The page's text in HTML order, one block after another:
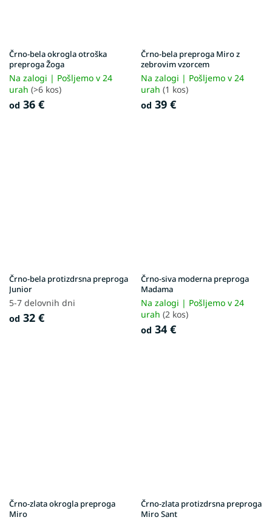
Črno-bela okrogla otroška
preproga Žoga
Na zalogi | Pošljemo v 24
urah (>6 kos)
od 36 €
Črno-bela preproga Miro z
zebrovim vzorcem
Na zalogi | Pošljemo v 24
urah (1 kos)
od 39 €
Črno-bela protizdrsna preproga
Junior
5-7 delovnih dni
od 32 €
Črno-siva moderna preproga
Madama
Na zalogi | Pošljemo v 24
urah (2 kos)
od 34 €
Črno-zlata okrogla preproga
Miro
Črno-zlata protizdrsna preproga
Miro Sant